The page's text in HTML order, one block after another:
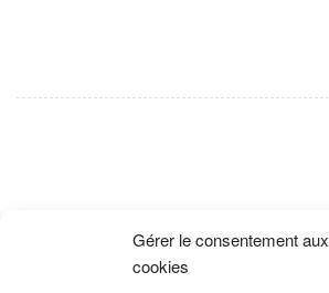
Gérer le consentement aux
cookies